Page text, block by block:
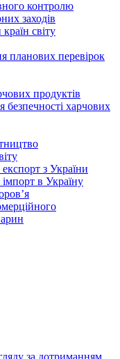
контролю
заходів
світу
планових перевірок
продуктів
безпечності харчових
з України
в Україну
за дотриманням